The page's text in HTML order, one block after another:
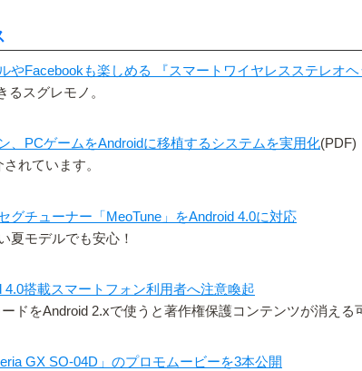
やFacebookも楽しめる 『スマートワイヤレスステレオ
るスグレモノ。
、PCゲームをAndroidに移植するシステムを実用化(PDF)
れています。
グチューナー「MeoTune」をAndroid 4.0に対応
夏モデルでも安心！
4.0搭載スマートフォン利用者へ注意喚起
ドをAndroid 2.xで使うと著作権保護コンテンツが消える
GX SO-04D」のプロモムービーを3本公開